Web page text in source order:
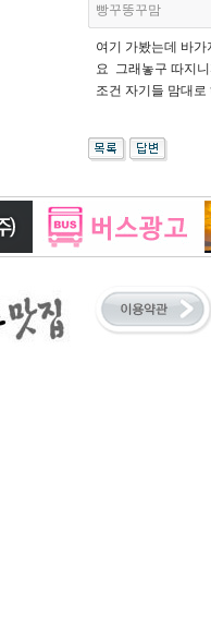
빵꾸똥꾸맘
여기 가봤는데 바
요 그래놓구 따지
조건 자기들 맘대